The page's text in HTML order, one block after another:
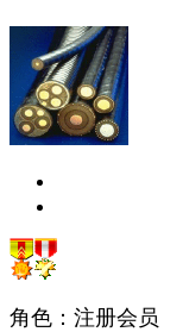
角色：注册会员